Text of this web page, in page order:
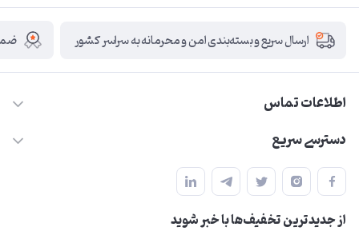
ارسال سریع و بسته‌بندی امن و محرمانه به سراسر کشور
اطلاعات تماس
09210446578
herzeonline@gmail.com
مشهد مقدس ،خیابان امام رضا(ع) ، حرم مطهر رضوی ، فلکه آب ، بازار
امام رضا (ع)
دسترسی سریع
حساب کاربری
مجله فروشگاه
لیست محصولات
از جدید‌ترین تخفیف‌ها با‌ خبر شوید